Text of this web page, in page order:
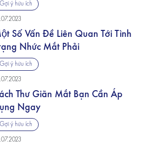
Gợi ý hữu ích
Số Vấn Đề Liên Quan Tới Tình
Nhức Mắt Phải
Gợi ý hữu ích
Thư Giãn Mắt Bạn Cần Áp
Ngay
Gợi ý hữu ích